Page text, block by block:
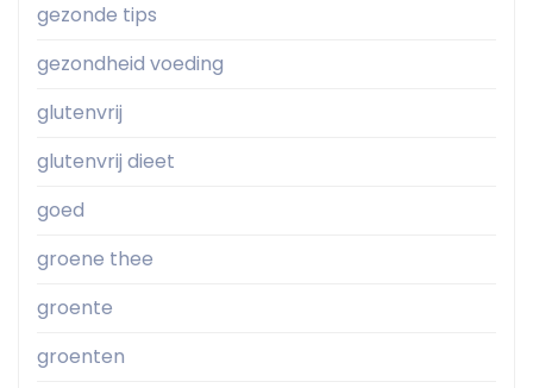
gezonde tips
gezondheid voeding
glutenvrij
glutenvrij dieet
goed
groene thee
groente
groenten